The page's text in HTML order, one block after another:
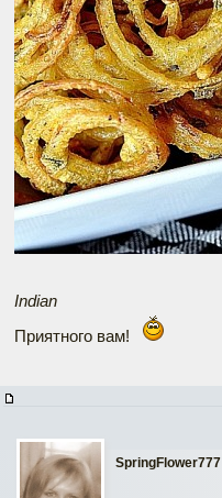
Indian
Приятного вам!
SpringFlower777